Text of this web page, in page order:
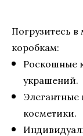
Погрузитесь
коробкам:
Роскошные
украшений.
косметики.